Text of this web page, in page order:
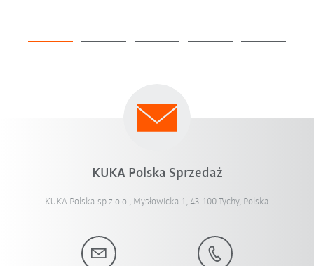
KUKA Polska Sprzedaż
KUKA Polska sp.z o.o., Mysłowicka 1, 43-100 Tychy, Polska